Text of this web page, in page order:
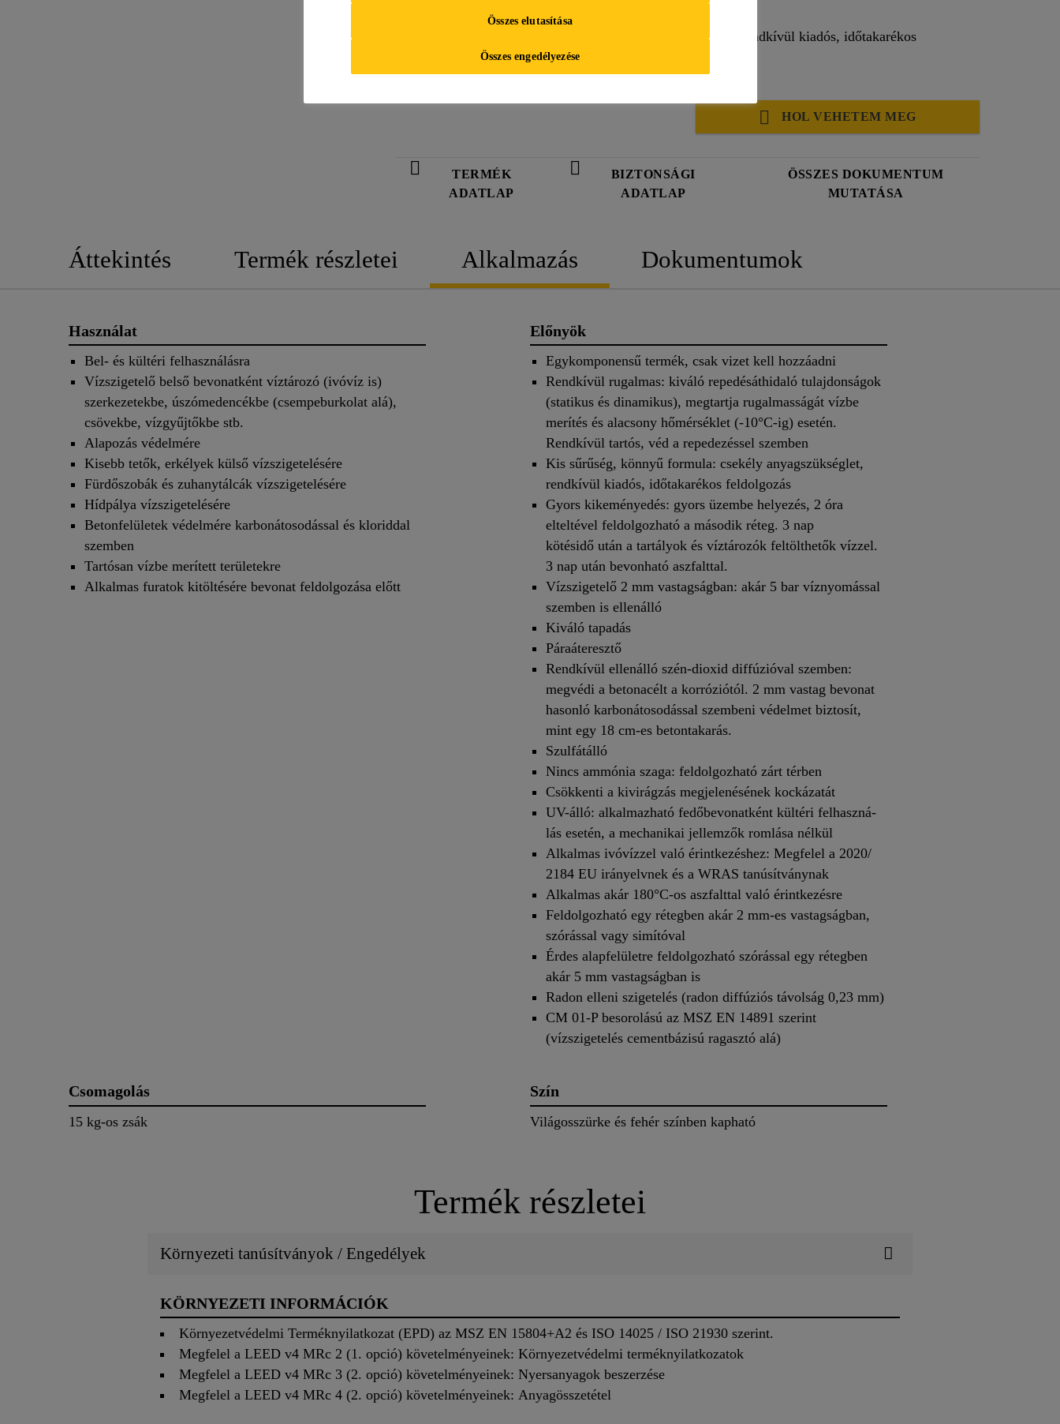
repedezéssel szemben
Kis sűrűség, könnyű formula: csekély anyagszükséglet, rendkívül kiadós, időtakarékos
feldolgozás
HOL VEHETEM MEG
TERMÉK
ADATLAP
BIZTONSÁGI
ADATLAP
ÖSSZES DOKUMENTUM
MUTATÁSA
Áttekintés Termék részletei Alkalmazás Dokumentumok
Használat
Bel- és kültéri felhasználásra
Vízszigetelő belső bevonatként víztározó (ivóvíz is)
szerkezetekbe, úszómedencékbe (csempeburkolat alá),
csövekbe, vízgyűjtőkbe stb.
Alapozás védelmére
Kisebb tetők, erkélyek külső vízszigetelésére
Fürdőszobák és zuhanytálcák vízszigetelésére
Hídpálya vízszigetelésére
Betonfelületek védelmére karbonátosodással és kloriddal
szemben
Tartósan vízbe merített területekre
Alkalmas furatok kitöltésére bevonat feldolgozása előtt
Előnyök
Egykomponensű termék, csak vizet kell hozzáadni
Rendkívül rugalmas: kiváló repedésáthidaló tulajdonságok
(statikus és dinamikus), megtartja rugalmasságát vízbe
merítés és alacsony hőmérséklet (-10°C-ig) esetén.
Rendkívül tartós, véd a repedezéssel szemben
Kis sűrűség, könnyű formula: csekély anyagszükséglet,
rendkívül kiadós, időtakarékos feldolgozás
Gyors kikeményedés: gyors üzembe helyezés, 2 óra
elteltével feldolgozható a második réteg. 3 nap
kötésidő után a tartályok és víztározók feltölthetők vízzel.
3 nap után bevonható aszfalttal.
Vízszigetelő 2 mm vastagságban: akár 5 bar víznyomással
szemben is ellenálló
Kiváló tapadás
Páraáteresztő
Rendkívül ellenálló szén-dioxid diffúzióval szemben:
megvédi a betonacélt a korróziótól. 2 mm vastag bevonat
hasonló karbonátosodással szembeni védelmet biztosít,
mint egy 18 cm-es betontakarás.
Szulfátálló
Nincs ammónia szaga: feldolgozható zárt térben
Csökkenti a kivirágzás megjelenésének kockázatát
UV-álló: alkalmazható fedőbevonatként kültéri felhaszná-
lás esetén, a mechanikai jellemzők romlása nélkül
Alkalmas ivóvízzel való érintkezéshez: Megfelel a 2020/
2184 EU irányelvnek és a WRAS tanúsítványnak
Alkalmas akár 180°C-os aszfalttal való érintkezésre
Feldolgozható egy rétegben akár 2 mm-es vastagságban,
szórással vagy simítóval
Érdes alapfelületre feldolgozható szórással egy rétegben
akár 5 mm vastagságban is
Radon elleni szigetelés (radon diffúziós távolság 0,23 mm)
CM 01-P besorolású az MSZ EN 14891 szerint
(vízszigetelés cementbázisú ragasztó alá)
Csomagolás
15 kg-os zsák
Szín
Világosszürke és fehér színben kapható
Termék részletei
Környezeti tanúsítványok / Engedélyek
KÖRNYEZETI INFORMÁCIÓK
Környezetvédelmi Terméknyilatkozat (EPD) az MSZ EN 15804+A2 és ISO 14025 / ISO 21930 szerint.
Megfelel a LEED v4 MRc 2 (1. opció) követelményeinek: Környezetvédelmi terméknyilatkozatok
Megfelel a LEED v4 MRc 3 (2. opció) követelményeinek: Nyersanyagok beszerzése
Megfelel a LEED v4 MRc 4 (2. opció) követelményeinek: Anyagösszetétel
Összes elutasítása
Összes engedélyezése